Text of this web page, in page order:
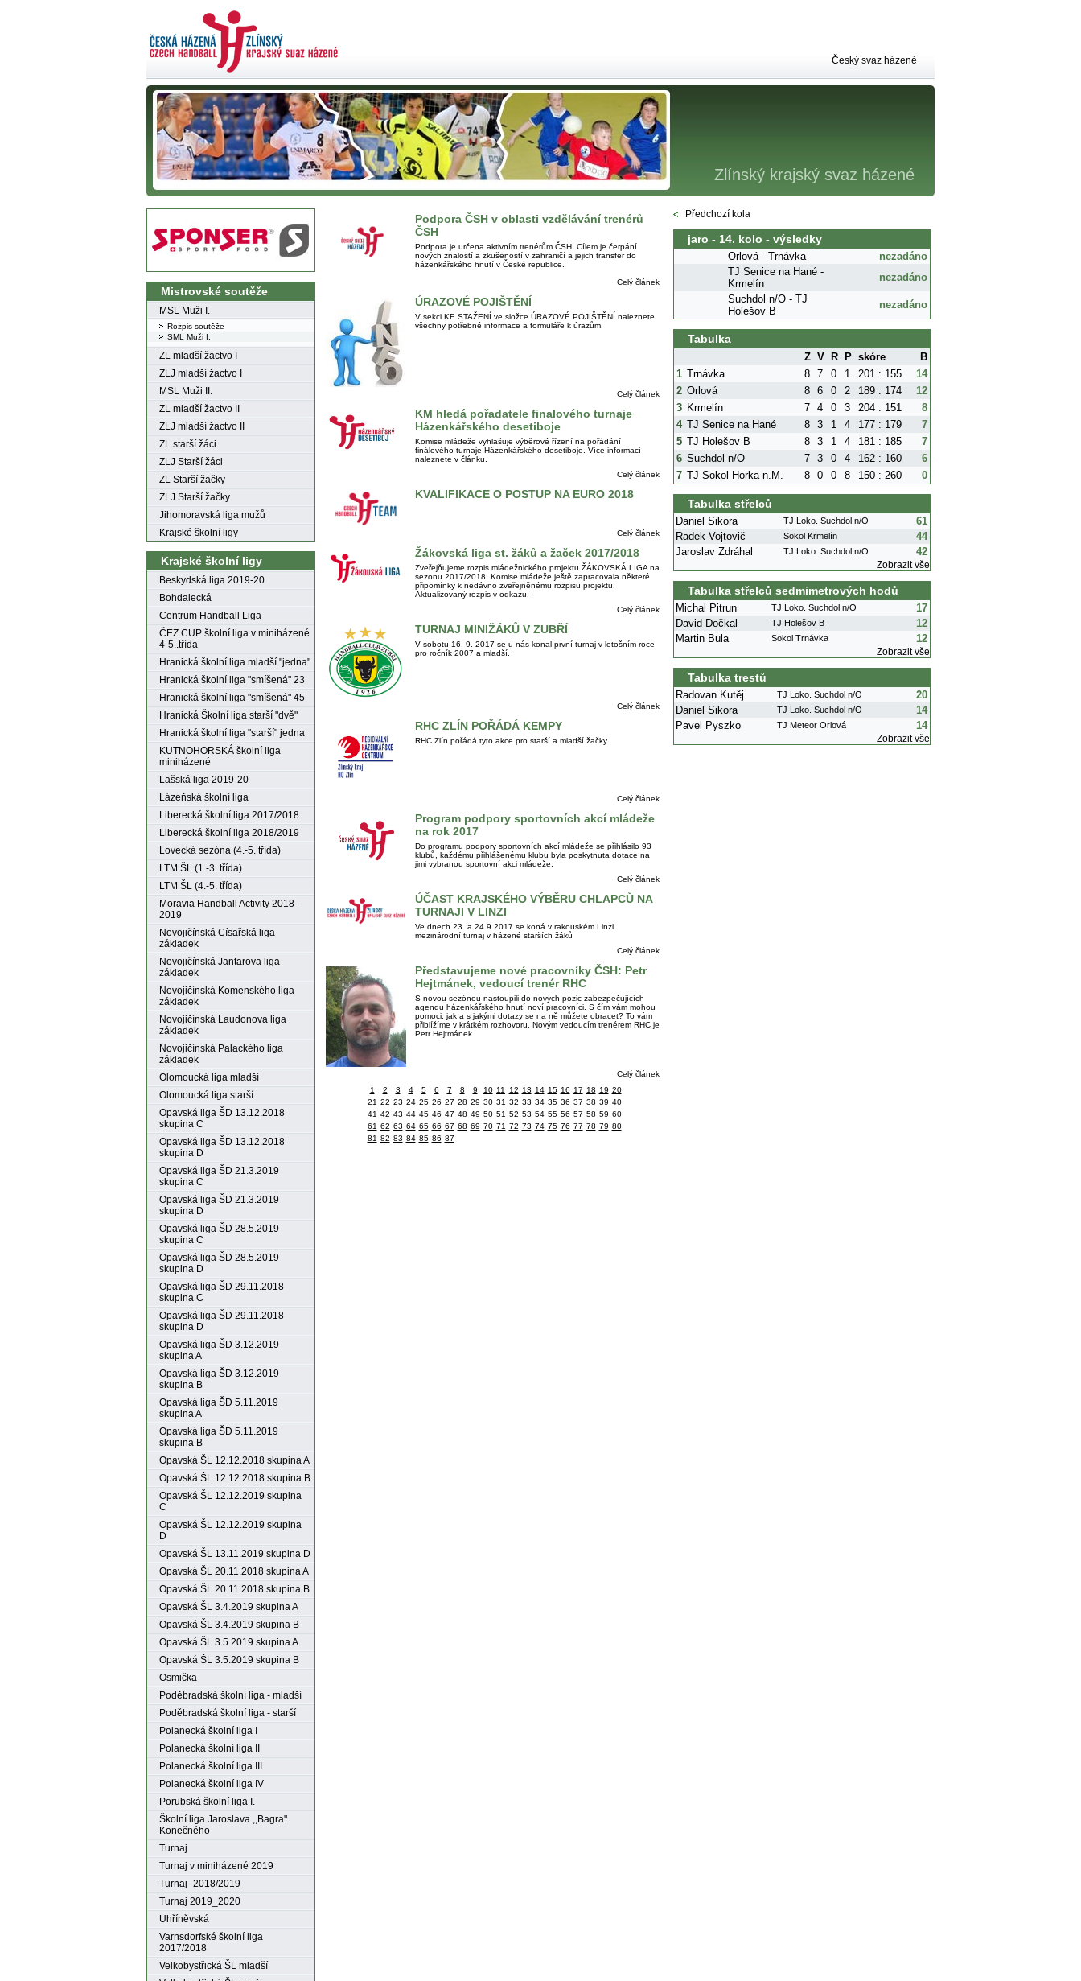
Zlínský krajský svaz házené
Český svaz házené
Mistrovské soutěže
MSL Muži I.
Rozpis soutěže
SML Muži I.
ZL mladší žactvo I
ZLJ mladší žactvo I
MSL Muži II.
ZL mladší žactvo II
ZLJ mladší žactvo II
ZL starší žáci
ZLJ Starší žáci
ZL Starší žačky
ZLJ Starší žačky
Jihomoravská liga mužů
Krajské školní ligy
Krajské školní ligy
Beskydská liga 2019-20
Bohdalecká
Centrum Handball Liga
ČEZ CUP školní liga v miniházené
4-5..třída
Hranická školní liga mladší "jedna"
Hranická školní liga "smíšená" 23
Hranická školní liga "smíšená" 45
Hranická Školní liga starší "dvě"
Hranická školní liga "starší" jedna
KUTNOHORSKÁ školní liga
miniházené
Lašská liga 2019-20
Lázeňská školní liga
Liberecká školní liga 2017/2018
Liberecká školní liga 2018/2019
Lovecká sezóna (4.-5. třída)
LTM ŠL (1.-3. třída)
LTM ŠL (4.-5. třída)
Moravia Handball Activity 2018 -
2019
Novojičínská Císařská liga
základek
Novojičínská Jantarova liga
základek
Novojičínská Komenského liga
základek
Novojičínská Laudonova liga
základek
Novojičínská Palackého liga
základek
Olomoucká liga mladší
Olomoucká liga starší
Opavská liga ŠD 13.12.2018
skupina C
Opavská liga ŠD 13.12.2018
skupina D
Opavská liga ŠD 21.3.2019
skupina C
Opavská liga ŠD 21.3.2019
skupina D
Opavská liga ŠD 28.5.2019
skupina C
Opavská liga ŠD 28.5.2019
skupina D
Opavská liga ŠD 29.11.2018
skupina C
Opavská liga ŠD 29.11.2018
skupina D
Opavská liga ŠD 3.12.2019
skupina A
Opavská liga ŠD 3.12.2019
skupina B
Opavská liga ŠD 5.11.2019
skupina A
Opavská liga ŠD 5.11.2019
skupina B
Opavská ŠL 12.12.2018 skupina A
Opavská ŠL 12.12.2018 skupina B
Opavská ŠL 12.12.2019 skupina
C
Opavská ŠL 12.12.2019 skupina
D
Opavská ŠL 13.11.2019 skupina D
Opavská ŠL 20.11.2018 skupina A
Opavská ŠL 20.11.2018 skupina B
Opavská ŠL 3.4.2019 skupina A
Opavská ŠL 3.4.2019 skupina B
Opavská ŠL 3.5.2019 skupina A
Opavská ŠL 3.5.2019 skupina B
Osmička
Poděbradská školní liga - mladší
Poděbradská školní liga - starší
Polanecká školní liga I
Polanecká školní liga II
Polanecká školní liga III
Polanecká školní liga IV
Porubská školní liga I.
Školní liga Jaroslava ,,Bagra"
Konečného
Turnaj
Turnaj v miniházené 2019
Turnaj- 2018/2019
Turnaj 2019_2020
Uhříněvská
Varnsdorfské školní liga
2017/2018
Velkobystřická ŠL mladší
Podpora ČSH v oblasti vzdělávání trenérů
ČSH
Podpora je určena aktivním trenérům ČSH. Cílem je čerpání
nových znalostí a zkušeností v zahraničí a jejich transfer do
házenkářského hnutí v České republice.
Celý článek
ÚRAZOVÉ POJIŠTĚNÍ
V sekci KE STAŽENÍ ve složce ÚRAZOVÉ POJIŠTĚNÍ naleznete
všechny potřebné informace a formuláře k úrazům.
Celý článek
KM hledá pořadatele finalového turnaje
Házenkářského desetiboje
Komise mládeže vyhlašuje výběrové řízení na pořádání
finálového turnaje Házenkářského desetiboje. Více informací
naleznete v článku.
Celý článek
KVALIFIKACE O POSTUP NA EURO 2018
Celý článek
Žákovská liga st. žáků a žaček 2017/2018
Zveřejňujeme rozpis mládežnického projektu ŽÁKOVSKÁ LIGA na
sezonu 2017/2018. Komise mládeže ještě zapracovala některé
připomínky k nedávno zveřejněnému rozpisu projektu.
Aktualizovaný rozpis v odkazu.
Celý článek
TURNAJ MINIŽÁKŮ V ZUBŘÍ
V sobotu 16. 9. 2017 se u nás konal první turnaj v letošním roce
pro ročník 2007 a mladší.
Celý článek
RHC ZLÍN POŘÁDÁ KEMPY
RHC Zlín pořádá tyto akce pro starší a mladší žačky.
Celý článek
Program podpory sportovních akcí mládeže
na rok 2017
Do programu podpory sportovních akcí mládeže se přihlásilo 93
klubů, každému přihlášenému klubu byla poskytnuta dotace na
jimi vybranou sportovní akci mládeže.
Celý článek
ÚČAST KRAJSKÉHO VÝBĚRU CHLAPCŮ NA
TURNAJI V LINZI
Ve dnech 23. a 24.9.2017 se koná v rakouském Linzi
mezinárodní turnaj v házené starších žáků
Celý článek
Představujeme nové pracovníky ČSH: Petr
Hejtmánek, vedoucí trenér RHC
S novou sezónou nastoupili do nových pozic zabezpečujících
agendu házenkářského hnutí noví pracovníci. S čím vám mohou
pomoci, jak a s jakými dotazy se na ně můžete obracet? To vám
přiblížíme v krátkém rozhovoru. Novým vedoucím trenérem RHC je
Petr Hejtmánek.
Celý článek
1
2 3 4 5 6 7 8 9 10 11 12 13 14 15 16 17 18 19 20
21 22 23 24 25 26 27 28 29 30 31 32 33 34 35 36 37 38 39 40
41 42 43 44 45 46 47 48 49 50 51 52 53 54 55 56 57 58 59 60
61 62 63 64 65 66 67 68 69 70 71 72 73 74 75 76 77 78 79 80
81 82 83 84 85 86 87
Předchozí kola
jaro - 14. kolo - výsledky
Orlová - Trnávka
nezadáno
TJ Senice na Hané -
Krmelín
nezadáno
Suchdol n/O - TJ
Holešov B
nezadáno
Tabulka
Z V R P skóre
B
1 Trnávka 8 7 0 1 201 : 155
14
2 Orlová 8 6 0 2 189 : 174
12
3 Krmelín 7 4 0 3 204 : 151
8
4 TJ Senice na Hané 8 3 1 4 177 : 179
7
5 TJ Holešov B 8 3 1 4 181 : 185
7
6 Suchdol n/O 7 3 0 4 162 : 160
6
7 TJ Sokol Horka n.M. 8 0 0 8 150 : 260 0
Tabulka střelců
Daniel Sikora TJ Loko. Suchdol n/O
61
Radek Vojtovič
Sokol Krmelín
44
Jaroslav Zdráhal
TJ Loko. Suchdol n/O 42
Zobrazit vše
Tabulka střelců sedmimetrových hodů
Michal Pitrun TJ Loko. Suchdol n/O
17
David Dočkal
TJ Holešov B
12
Martin Bula
Sokol Trnávka 12
Zobrazit vše
Tabulka trestů
Radovan Kutěj TJ Loko. Suchdol n/O
20
Daniel Sikora
TJ Loko. Suchdol n/O
14
Pavel Pyszko
TJ Meteor Orlová 14
Zobrazit vše